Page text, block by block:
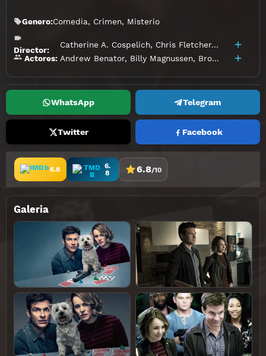
Genero:Comedia, Crimen, Misterio
Director:
Catherine A. Cospelich, Chris Fletcher,John
Actores: Andrew Benator, Billy Magnussen, Brooke Jaye Taylor
WhatsApp Telegram
Twitter Facebook
6.8
6.
8
6.8/10
Galeria